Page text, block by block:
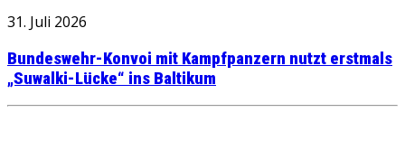
31. Juli 2026
Bundeswehr-Konvoi mit Kampfpanzern nutzt erstmals
„Suwalki-Lücke“ ins Baltikum